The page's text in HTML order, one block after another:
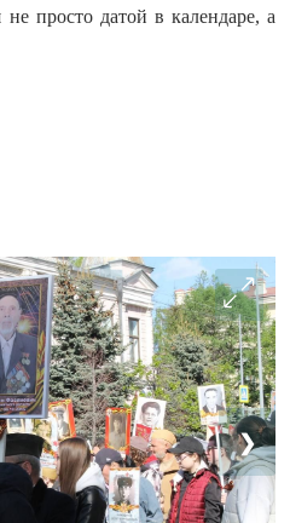
просто датой в календаре, а
❯